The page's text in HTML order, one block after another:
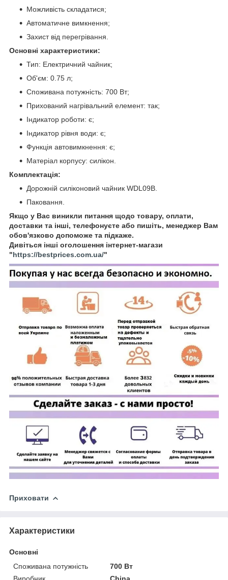
Можливість складатися;
Автоматичне вимкнення;
Захист від перегрівання.
Основні характеристики:
Тип: Електричний чайник;
Об'єм: 0.75 л;
Споживана потужність: 700 Вт;
Прихований нагрівальний елемент: так;
Індикатор роботи: є;
Індикатор рівня води: є;
Функція автовимкнення: є;
Матеріал корпусу: силікон.
Комплектація:
Дорожній силіконовий чайник WDL09B.
Паковання.
Якщо у Вас виникли питання щодо товару, оплати,
доставки та інші, телефонуєте або пишіть, менеджер Вам
обов'язково допоможе та підкаже.
Дивіться інші оголошення інтернет-магази
"https://bestprices.com.ua/"
Приховати
Характеристики
Основні
Споживана потужність
700 Вт